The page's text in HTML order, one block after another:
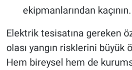
ekipmanlarından kaçının.
Elektrik tesisatına gereken
olası yangın risklerini büyük
Hem bireysel hem de